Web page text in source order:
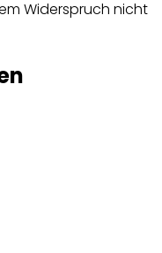
Widerspruch nicht